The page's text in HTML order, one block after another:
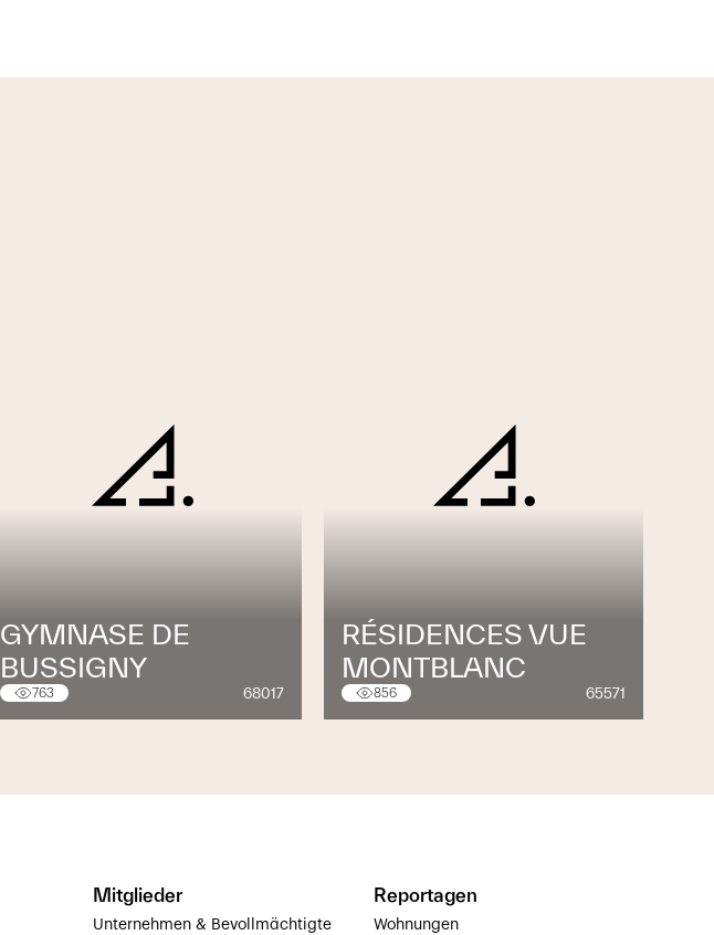
GYMNASE DE
BUSSIGNY
763 68017
RÉSIDENCES VUE
MONTBLANC
856 65571
Mitglieder
Unternehmen & Bevollmächtigte
Reportagen
Wohnungen